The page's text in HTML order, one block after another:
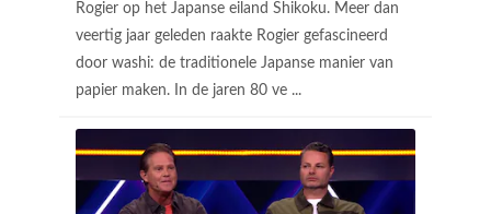
Rogier op het Japanse eiland Shikoku. Meer dan
veertig jaar geleden raakte Rogier gefascineerd
door washi: de traditionele Japanse manier van
papier maken. In de jaren 80 ve ...